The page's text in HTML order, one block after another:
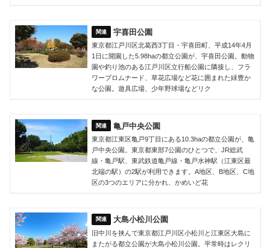
宇喜田公園
東京都江戸川区北葛西3丁目・宇喜田町、平成14年4月
1日に開園した5.98haの都立公園が、宇喜田公園。動物
園や釣り池のある江戸川区立行船公園に隣接し、フラ
ワープロムナード、草花広場など花に囲まれた緑豊か
な公園。遊具広場、少年野球場などリク
亀戸中央公園
東京都江東区亀戸9丁目にある10.3haの都立公園が、亀
戸中央公園。東京都東部7公園のひとつで、JR総武
線・亀戸駅、東武鉄道亀戸線・亀戸水神駅（江東区最
北端の駅）の2駅が利用できます。A地区、B地区、C地
区の3つのエリアに分かれ、かめいど花
大島小松川公園
旧中川を挟んで東京都江戸川区小松川と江東区大島に
またがる都立公園が大島小松川公園。平常時はレクリ